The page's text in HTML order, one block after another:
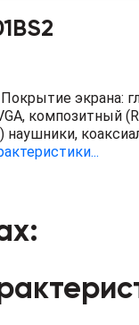
Покрытие экрана:
композитный